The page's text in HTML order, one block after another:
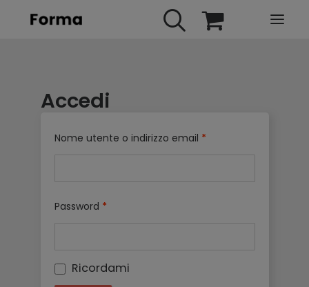
WEBINARS
E-LEARNING
Accedi
Nome utente o indirizzo email *
Password *
Ricordami